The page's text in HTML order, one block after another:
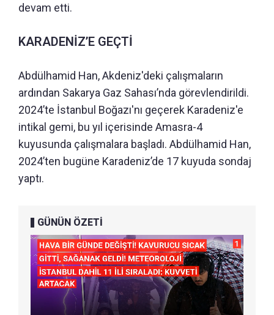
devam etti.
KARADENİZ’E GEÇTİ
Abdülhamid Han, Akdeniz'deki çalışmaların
ardından Sakarya Gaz Sahası’nda görevlendirildi.
2024’te İstanbul Boğazı'nı geçerek Karadeniz'e
intikal gemi, bu yıl içerisinde Amasra-4
kuyusunda çalışmalara başladı. Abdülhamid Han,
2024’ten bugüne Karadeniz’de 17 kuyuda sondaj
yaptı.
GÜNÜN ÖZETİ